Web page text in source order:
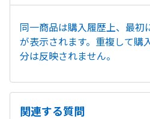
同一商品は購入履歴上、最初
が表示されます。重複して購
分は反映されません。
関連する質問